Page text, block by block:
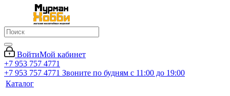
ВойтиМой кабинет
+7 953 757 4771
+7 953 757 4771 Звоните по будням с 11:00 до 19:00
Каталог